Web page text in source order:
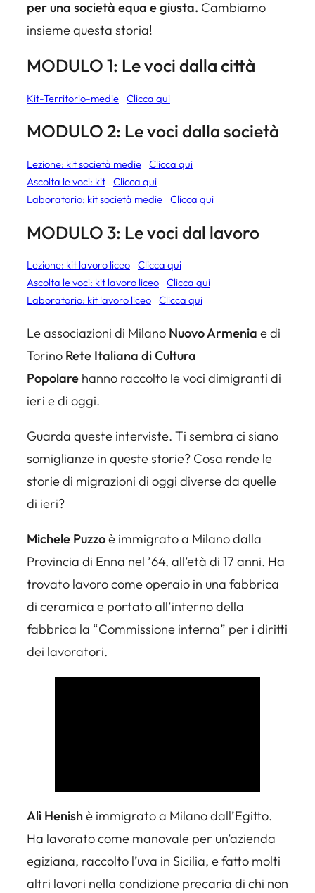
per una società equa e giusta. Cambiamo
insieme questa storia!
MODULO 1: Le voci dalla città
Kit-Territorio-medie Clicca qui
MODULO 2: Le voci dalla società
Lezione: kit società medie Clicca qui
Ascolta le voci: kit Clicca qui
Laboratorio: kit società medie Clicca qui
MODULO 3: Le voci dal lavoro
Lezione: kit lavoro liceo Clicca qui
Ascolta le voci: kit lavoro liceo Clicca qui
Laboratorio: kit lavoro liceo Clicca qui
Le associazioni di Milano Nuovo Armenia e di
Torino Rete Italiana di Cultura
Popolare hanno raccolto le voci dimigranti di
ieri e di oggi.
Guarda queste interviste. Ti sembra ci siano
somiglianze in queste storie? Cosa rende le
storie di migrazioni di oggi diverse da quelle
di ieri?
Michele Puzzoè immigrato a Milano dalla
Provincia di Enna nel ’64, all’età di 17 anni. Ha
trovato lavoro come operaio in una fabbrica
di ceramica e portato all’interno della
fabbrica la “Commissione interna” per i diritti
dei lavoratori.
Alì Henishè immigrato a Milano dall’Egitto.
Ha lavorato come manovale per un’azienda
egiziana, raccolto l’uva in Sicilia, e fatto molti
altri lavori nella condizione precaria di chi non